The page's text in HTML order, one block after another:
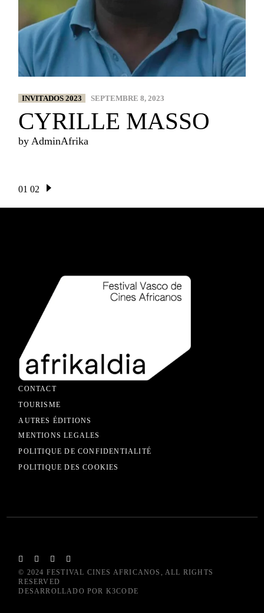
INVITADOS 2023 SEPTEMBRE 8, 2023
CYRILLE MASSO
by AdminAfrika
01 02
CONTACT
TOURISME
AUTRES ÉDITIONS
MENTIONS LEGALES
POLITIQUE DE CONFIDENTIALITÉ
POLITIQUE DES COOKIES
© 2024 FESTIVAL CINES AFRICANOS
, ALL RIGHTS
RESERVED
DESARROLLADO POR K3CODE